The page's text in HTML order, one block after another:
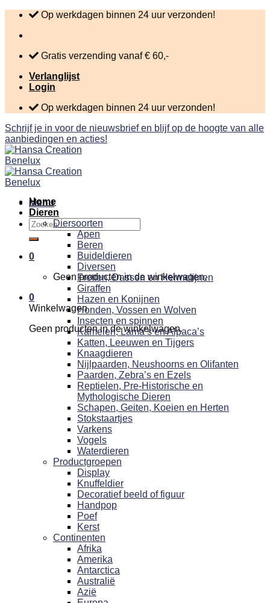
Skip
content
Op werkdagen binnen 24 uur verzonden!
Gratis verzending vanaf € 60,-
Verlanglijst
Login
Op werkdagen binnen 24 uur verzonden!
Schrijf je in voor de nieuwsbrief en blijf op de hoogte van alle
aanbiedingen en acties!
Menu
Zoeken
naar:
0
Geen producten in de winkelwagen.
0
Winkelwagen
Geen producten in de winkelwagen.
Home
Dieren
Diersoorten
Apen
Beren
Buideldieren
Diversen
Fretten, Dassen en Hermelijnen
Giraffen
Hazen en Konijnen
Honden, Vossen en Wolven
Insecten en spinnen
Kamelen, Lama’s en Alpaca’s
Katten, Leeuwen en Tijgers
Knaagdieren
Nijlpaarden, Neushoorns en Olifanten
Paarden, Zebra’s en Ezels
Reptielen, Pre-Historische en
Mythologische Dieren
Schapen, Geiten, Koeien en Herten
Stokstaartjes
Varkens
Vogels
Waterdieren
Productgroepen
Display
Knuffeldier
Decoratief beeld of figuur
Handpop
Poef
Kerst
Continenten
Afrika
Amerika
Antarctica
Australië
Azië